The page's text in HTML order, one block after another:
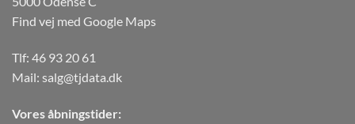
Find vej med Google Maps
Tlf: 46 93 20 61
Mail: salg@tjdata.dk
Vores åbningstider: